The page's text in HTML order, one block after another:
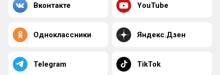
Вконтакте YouTube
Одноклассники Яндекс.Дзен
Telegram TikTok